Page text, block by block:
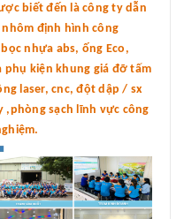
biết đến là công ty dẫn
nhôm định hình công
nhựa abs, ống Eco,
phụ kiện khung giá đỡ tấm
laser, cnc, đột dập / sx
,phòng sạch lĩnh vực công